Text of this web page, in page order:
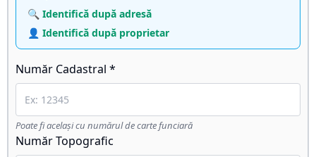
🔍 Identifică după adresă
👤 Identifică după proprietar
Număr Cadastral *
Poate fi același cu numărul de carte funciară
Număr Topografic